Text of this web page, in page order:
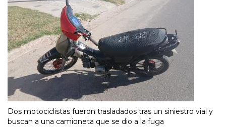
Dos motociclistas fueron trasladados tras un siniestro vial y
buscan a una camioneta que se dio a la fuga